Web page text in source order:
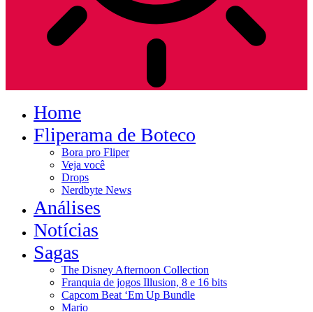
Home
Fliperama de Boteco
Bora pro Fliper
Veja você
Drops
Nerdbyte News
Análises
Notícias
Sagas
The Disney Afternoon Collection
Franquia de jogos Illusion, 8 e 16 bits
Capcom Beat ‘Em Up Bundle
Mario